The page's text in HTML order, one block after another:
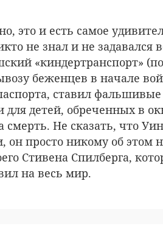
это и есть самое
не знал и не задавался
«киндертранспорт»
беженцев в начале
ставил
детей, обреченных в
смерть. Не сказать, что
он просто никому об этом
Стивена Спилберга,
на весь мир.